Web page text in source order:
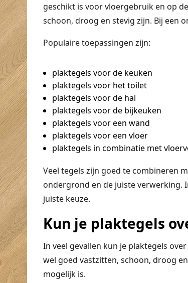
geschikt is voor vloergebruik en op
schoon, droog en stevig zijn. Bij een
Populaire toepassingen zijn:
plaktegels voor de keuken
plaktegels voor het toilet
plaktegels voor de hal
plaktegels voor de bijkeuken
plaktegels voor een wand
plaktegels voor een vloer
plaktegels in combinatie met
Veel tegels zijn goed te combineren
ondergrond en de juiste verwerking.
juiste keuze.
Kun je plaktegels
In veel gevallen kun je plaktegels
wel goed vastzitten, schoon, droog
mogelijk is.